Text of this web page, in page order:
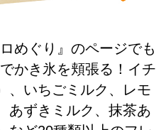
めぐり』のページでも
かき氷を頬張る！イチ
、いちごミルク、レモ
あずきミルク、抹茶あ